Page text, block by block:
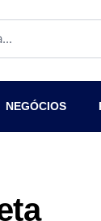
NEGÓCIOS